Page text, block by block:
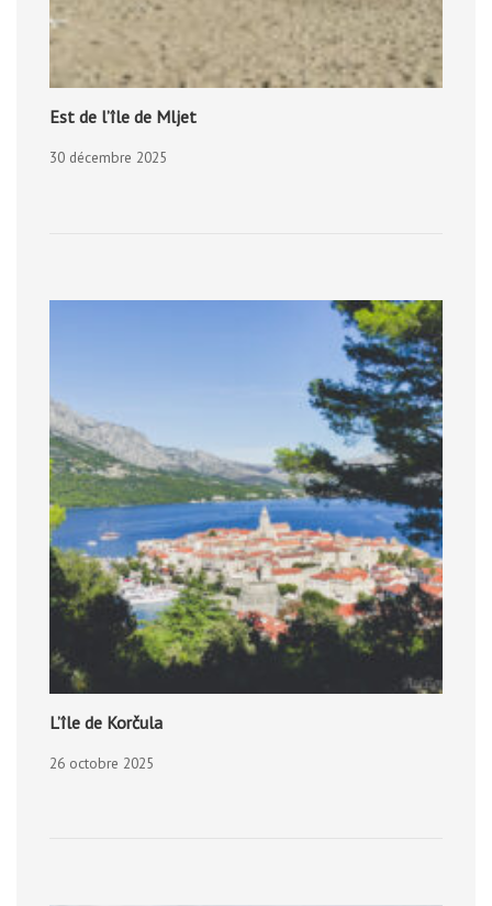
Est de l’île de Mljet
30 décembre 2025
L’île de Korčula
26 octobre 2025